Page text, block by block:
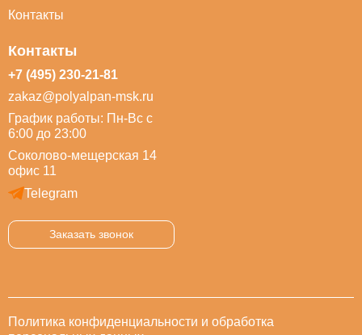
Контакты
Контакты
+7 (495) 230-21-81
zakaz@polyalpan-msk.ru
График работы: Пн-Вс с
6:00 до 23:00
Соколово-мещерская 14
офис 11
Telegram
Заказать звонок
Политика конфиденциальности и обработка